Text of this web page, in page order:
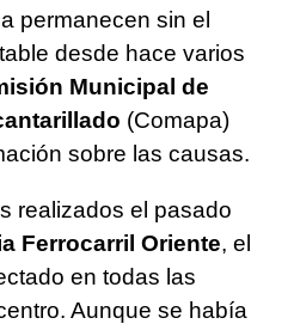
permanecen sin el
desde hace varios
Municipal de
(Comapa)
sobre las causas.
realizados el pasado
Ferrocarril Oriente, el
en todas las
Aunque se había